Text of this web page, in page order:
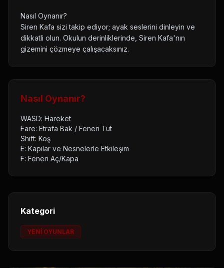
Nasıl Oynanır?
Siren Kafa sizi takip ediyor; ayak seslerini dinleyin ve
dikkatli olun. Okulun derinliklerinde, Siren Kafa'nın
gizemini çözmeye çalışacaksınız.
Nasıl Oynanır?
WASD: Hareket
Fare: Etrafa Bak / Feneri Tut
Shift: Koş
E: Kapılar ve Nesnelerle Etkileşim
F: Feneri Aç/Kapa
Kategori
YENİ OYUNLAR